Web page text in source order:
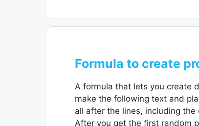
Formula to create
A formula that lets you create
make the following text and
all after the lines, including
After you get the first random